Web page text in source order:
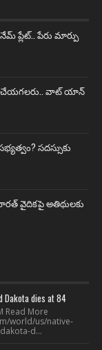
ప్లేట్‌.. పేరు మార్పు
చేయగలరు.. వాట్ యాన్
సదస్సుకు
వైదికపై అతిథులకు
Dakota dies at 84
Read More
world/us/native-
d...